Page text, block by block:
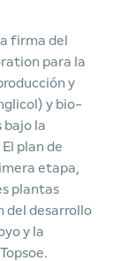
firma del
para la
y
y bio-
bajo la
plan de
etapa,
plantas
del desarrollo
y la